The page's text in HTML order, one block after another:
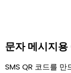
문자 메시지
SMS QR 코드를